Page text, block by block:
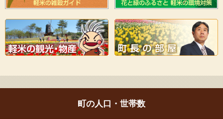
町の人口・世帯数